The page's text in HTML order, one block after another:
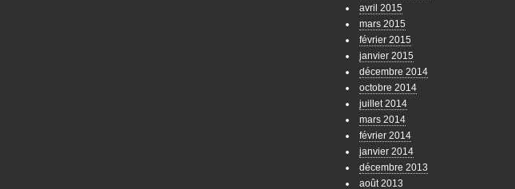
avril 2015
mars 2015
février 2015
janvier 2015
décembre 2014
octobre 2014
juillet 2014
mars 2014
février 2014
janvier 2014
décembre 2013
août 2013